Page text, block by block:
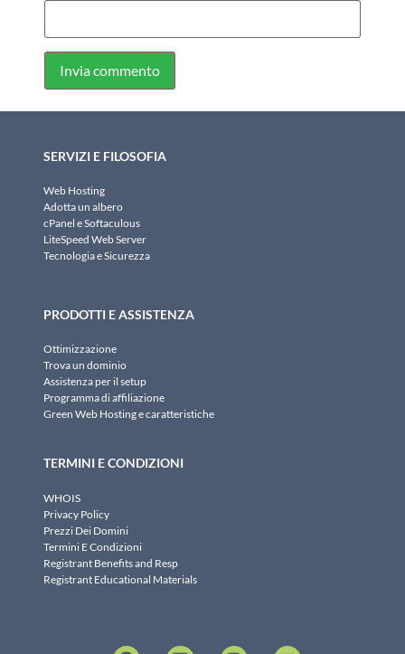
SERVIZI E FILOSOFIA
Web Hosting
Adotta un albero
cPanel e Softaculous
LiteSpeed Web Server
Tecnologia e Sicurezza
PRODOTTI E ASSISTENZA
Ottimizzazione
Trova un dominio
Assistenza per il setup
Programma di affiliazione
Green Web Hosting e caratteristiche
TERMINI E CONDIZIONI
WHOIS
Privacy Policy
Prezzi Dei Domini
Termini E Condizioni
Registrant Benefits and Resp
Registrant Educational Materials